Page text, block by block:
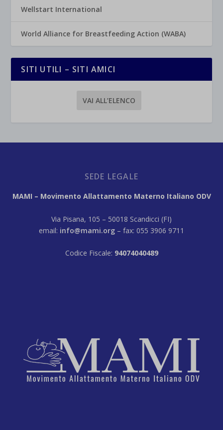
Wellstart International
World Alliance for Breastfeeding Action (WABA)
SITI UTILI – SITI AMICI
VAI ALL’ELENCO
SEDE LEGALE
MAMI – Movimento Allattamento Materno Italiano ODV
Via Pisana, 105 – 50018 Scandicci (FI)
email: info@mami.org – fax: 055 3906 9711
Codice Fiscale: 94074040489